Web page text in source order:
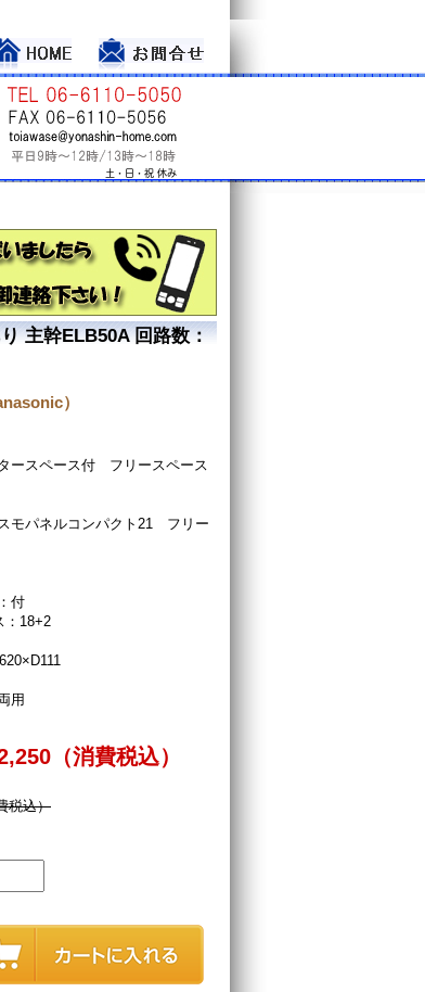
主幹ELB50A 回路数：
）
ースペース付 フリースペース
モパネルコンパクト21 フリー
付
：18+2
用
（消費税込）
税込）